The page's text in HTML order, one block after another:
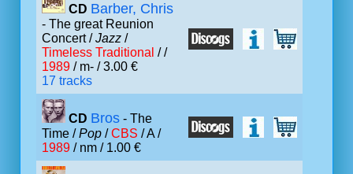
CD Barber, Chris
- The great Reunion
Concert /Jazz /
Timeless Traditional / /
1989 / m- / 3.00 €
17 tracks
CD Bros - The
Time /Pop /CBS / A /
1989 / nm / 1.00 €